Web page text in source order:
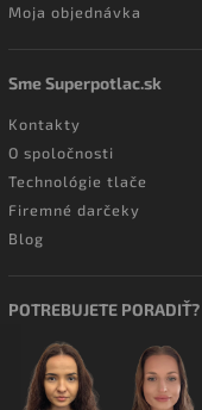
Moja objednávka
Sme Superpotlac.sk
Kontakty
O spoločnosti
Technológie tlače
Firemné darčeky
Blog
POTREBUJETE PORADIŤ?